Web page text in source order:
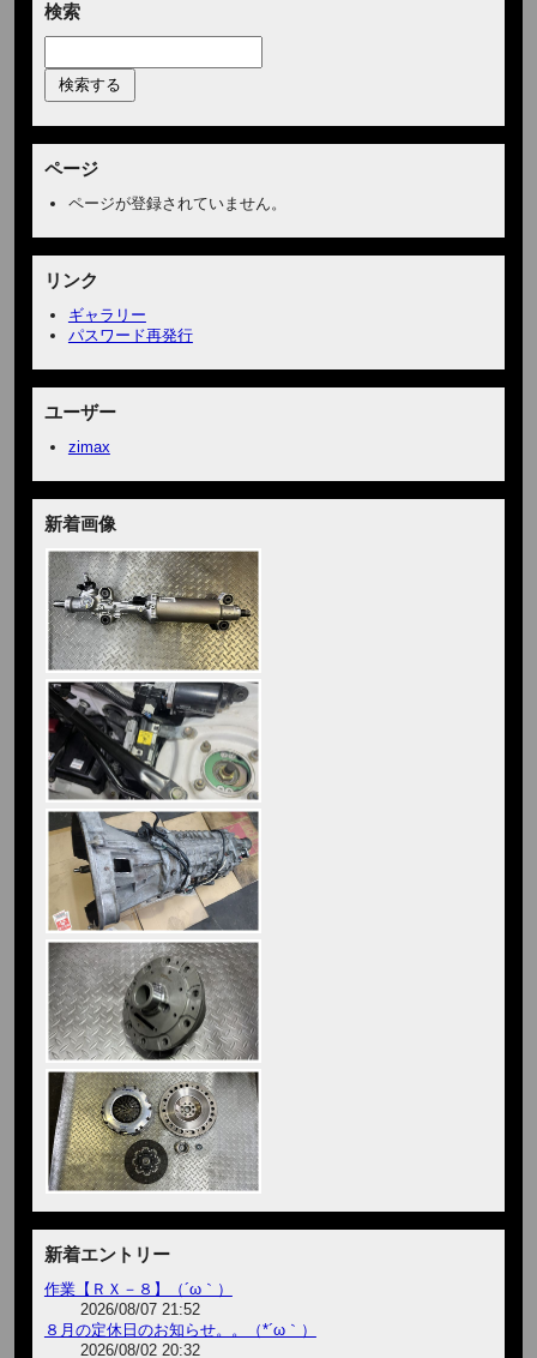
検索
ページ
ページが登録されていません。
リンク
ギャラリー
パスワード再発行
ユーザー
zimax
新着画像
新着エントリー
作業【ＲＸ－８】（´ω｀）
2026/08/07 21:52
８月の定休日のお知らせ。。（*´ω｀）
2026/08/02 20:32